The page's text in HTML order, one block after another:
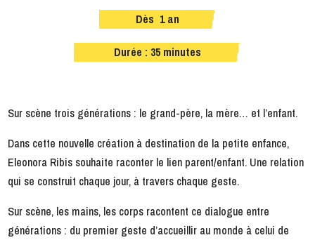
Dès 1 an
Durée : 35 minutes
Sur scène trois générations : le grand-père, la mère… et l’enfant.
Dans cette nouvelle création à destination de la petite enfance,
Eleonora Ribis souhaite raconter le lien parent/enfant. Une relation
qui se construit chaque jour, à travers chaque geste.
Sur scène, les mains, les corps racontent ce dialogue entre
générations : du premier geste d’accueillir au monde à celui de